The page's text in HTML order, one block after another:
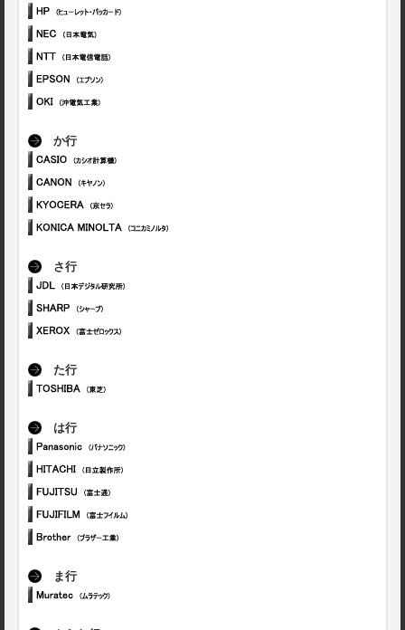
か行
さ行
た行
は行
ま行